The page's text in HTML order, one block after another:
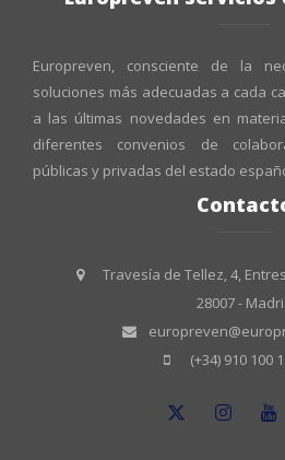
Europreven, consciente de la
soluciones más adecuadas a cada
a las últimas novedades en
diferentes convenios de
públicas y privadas del estado
Travesía de Tellez, 4,
28007 -
(+34) 910 100